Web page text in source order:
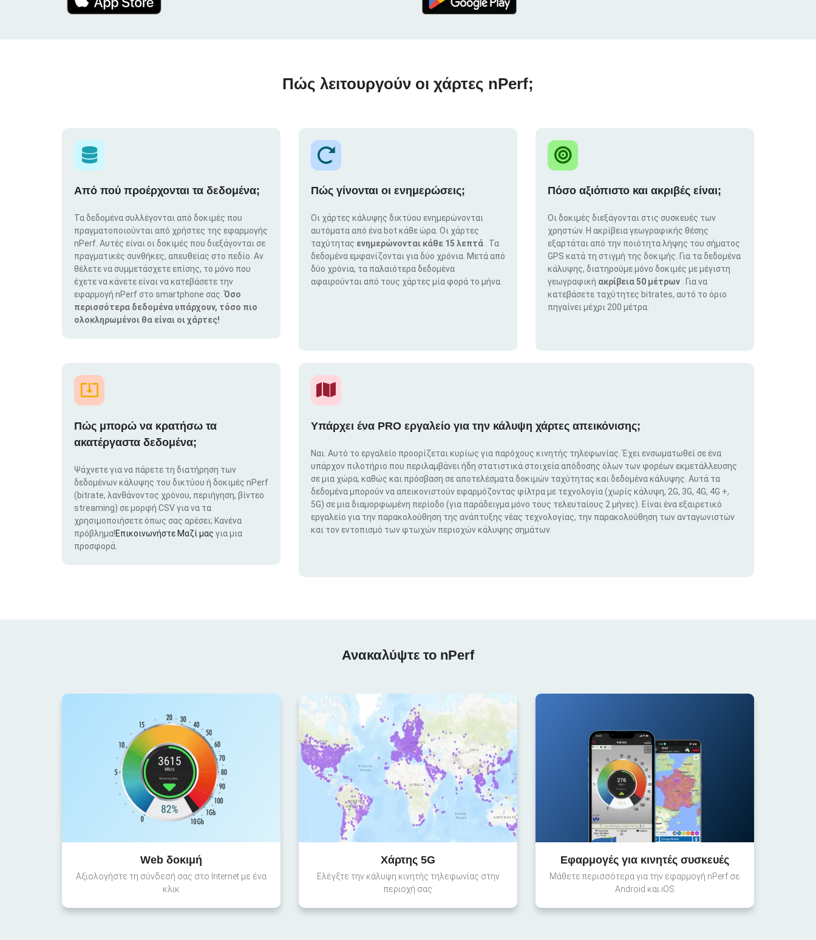
Πώς λειτουργούν οι χάρτες nPerf;
Από πού προέρχονται τα δεδομένα;
Τα δεδομένα συλλέγονται από δοκιμές που
πραγματοποιούνται από χρήστες της εφαρμογής
nPerf. Αυτές είναι οι δοκιμές που διεξάγονται σε
πραγματικές συνθήκες, απευθείας στο πεδίο. Αν
θέλετε να συμμετάσχετε επίσης, το μόνο που
έχετε να κάνετε είναι να κατεβάσετε την
εφαρμογή nPerf στο smartphone σας.Όσο
περισσότερα δεδομένα υπάρχουν, τόσο πιο
ολοκληρωμένοι θα είναι οι χάρτες!
Πώς γίνονται οι ενημερώσεις;
Οι χάρτες κάλυψης δικτύου ενημερώνονται
αυτόματα από ένα bot κάθε ώρα. Οι χάρτες
ταχύτητας ενημερώνονται κάθε 15 λεπτά
. Τα
δεδομένα εμφανίζονται για δύο χρόνια. Μετά από
δύο χρόνια, τα παλαιότερα δεδομένα
αφαιρούνται από τους χάρτες μία φορά το μήνα.
Πόσο αξιόπιστο και ακριβές είναι;
Οι δοκιμές διεξάγονται στις συσκευές των
χρηστών. Η ακρίβεια γεωγραφικής θέσης
εξαρτάται από την ποιότητα λήψης του σήματος
GPS κατά τη στιγμή της δοκιμής. Για τα δεδομένα
κάλυψης, διατηρούμε μόνο δοκιμές με μέγιστη
γεωγραφική ακρίβεια 50 μέτρων
. Για να
κατεβάσετε ταχύτητες bitrates, αυτό το όριο
πηγαίνει μέχρι 200 μέτρα.
Πώς μπορώ να κρατήσω τα
ακατέργαστα δεδομένα;
Ψάχνετε για να πάρετε τη διατήρηση των
δεδομένων κάλυψης του δικτύου ή δοκιμές nPerf
(bitrate, λανθάνοντος χρόνου, περιήγηση, βίντεο
streaming) σε μορφή CSV για να τα
χρησιμοποιήσετε όπως σας αρέσει; Κανένα
πρόβλημα!Επικοινωνήστε Μαζί μας για μια
προσφορά.
Υπάρχει ένα PRO εργαλείο για την κάλυψη χάρτες απεικόνισης;
Ναι. Αυτό το εργαλείο προορίζεται κυρίως για παρόχους κινητής τηλεφωνίας. Έχει ενσωματωθεί σε ένα
υπάρχον πιλοτήριο που περιλαμβάνει ήδη στατιστικά στοιχεία απόδοσης όλων των φορέων εκμετάλλευσης
σε μια χώρα, καθώς και πρόσβαση σε αποτελέσματα δοκιμών ταχύτητας και δεδομένα κάλυψης. Αυτά τα
δεδομένα μπορούν να απεικονιστούν εφαρμόζοντας φίλτρα με τεχνολογία (χωρίς κάλυψη, 2G, 3G, 4G, 4G +,
5G) σε μια διαμορφωμένη περίοδο (για παράδειγμα μόνο τους τελευταίους 2 μήνες). Είναι ένα εξαιρετικό
εργαλείο για την παρακολούθηση της ανάπτυξης νέας τεχνολογίας, την παρακολούθηση των ανταγωνιστών
και τον εντοπισμό των φτωχών περιοχών κάλυψης σημάτων.
Ανακαλύψτε το nPerf
Web δοκιμή
Αξιολογήστε τη σύνδεσή σας στο Internet με ένα
κλικ
Χάρτης 5G
Ελέγξτε την κάλυψη κινητής τηλεφωνίας στην
περιοχή σας
Εφαρμογές για κινητές συσκευές
Μάθετε περισσότερα για την εφαρμογή nPerf σε
Android και iOS